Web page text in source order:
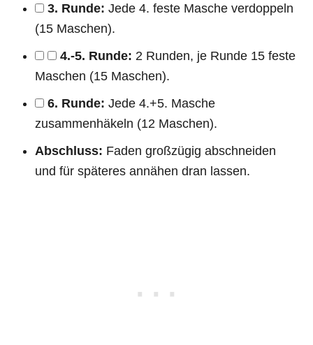
3. Runde: Jede 4. feste Masche verdoppeln
(15 Maschen).
4.-5. Runde: 2 Runden, je Runde 15 feste
Maschen (15 Maschen).
6. Runde: Jede 4.+5. Masche
zusammenhäkeln (12 Maschen).
Abschluss: Faden großzügig abschneiden
und für späteres annähen dran lassen.